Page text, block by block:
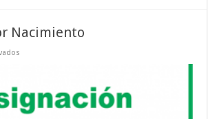
Nacimiento